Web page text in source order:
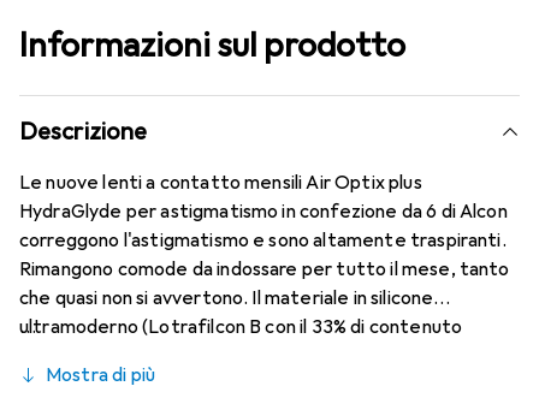
Informazioni sul prodotto
Descrizione
Le nuove lenti a contatto mensili Air Optix plus
HydraGlyde per astigmatismo in confezione da 6 di Alcon
correggono l'astigmatismo e sono altamente traspiranti.
Rimangono comode da indossare per tutto il mese, tanto
che quasi non si avvertono. Il materiale in silicone
ultramoderno (Lotrafilcon B con il 33% di contenuto
Moisture Matrix e la rinomata tecnologia SmartShield,
Mostra di più